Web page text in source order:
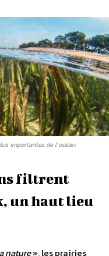
importantes de l’océan.
filtrent
un haut lieu
nature», les prairies